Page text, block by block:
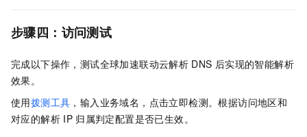
步骤四：访问测试
完成以下操作，测试全球加速联动云解析 DNS 后实现的智能解析
效果。
使用拨测工具 ，输入业务域名，点击立即检测。根据访问地区和
对应的解析 IP 归属判定配置是否已生效。